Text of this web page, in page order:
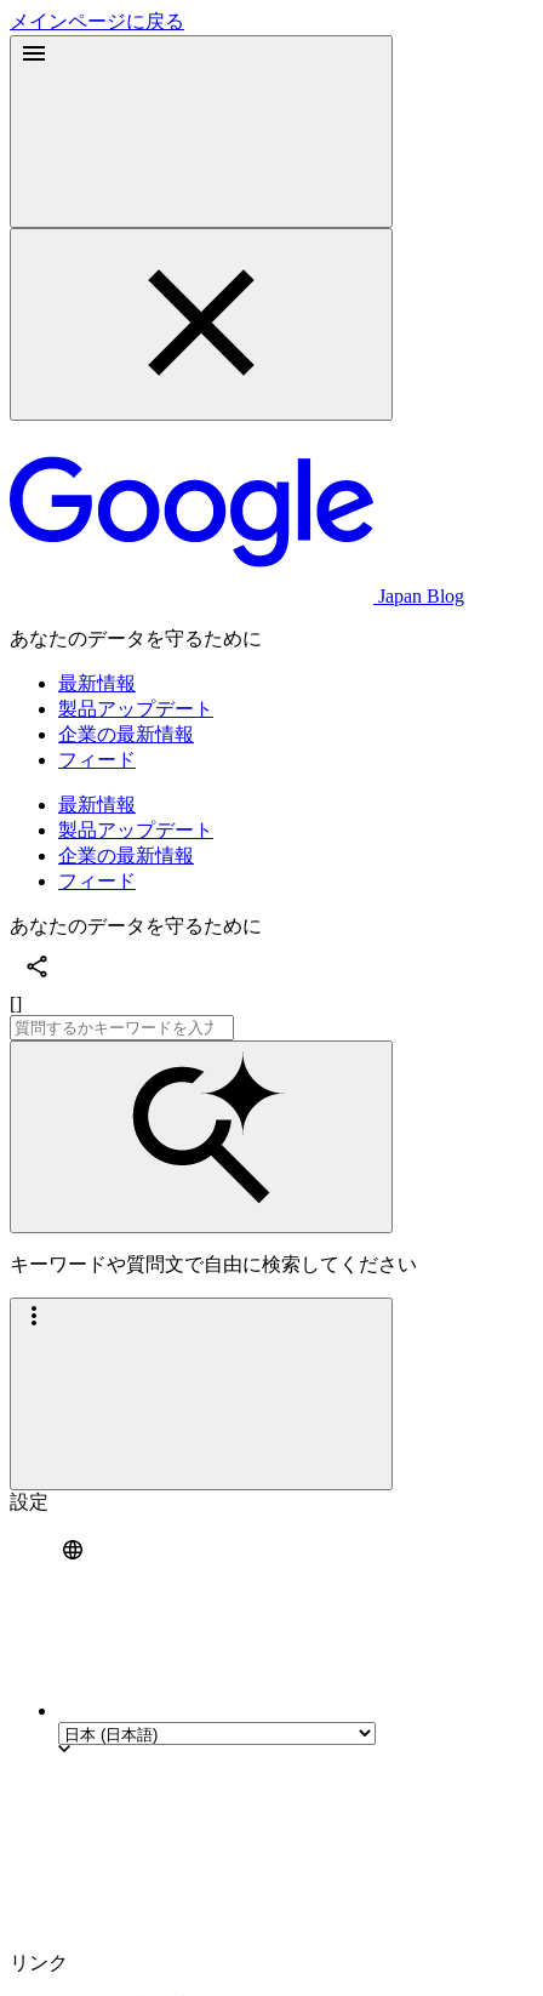
メインページに戻る
Japan Blog
あなたのデータを守るために
最新情報
製品アップデート
企業の最新情報
フィード
最新情報
製品アップデート
企業の最新情報
フィード
あなたのデータを守るために
[]
キーワードや質問文で自由に検索してください
設定
リンク